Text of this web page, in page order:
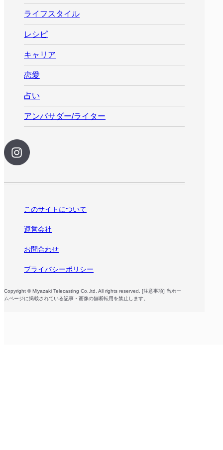
ライフスタイル
レシピ
キャリア
恋愛
占い
アンバサダー/ライター
このサイトについて
運営会社
お問合わせ
プライバシーポリシー
Copyright © Miyazaki Telecasting Co.,ltd. All rights reserved. [注意事項] 当ホー
ムページに掲載されている記事・画像の無断転用を禁止します。